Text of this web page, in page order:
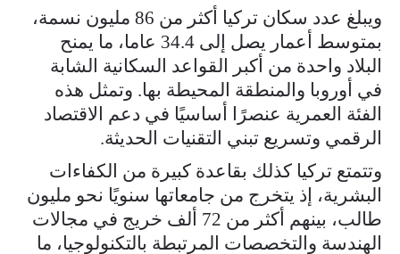
ويبلغ عدد سكان تركيا أكثر من 86 مليون نسمة،
بمتوسط أعمار يصل إلى 34.4 عاما، ما يمنح
البلاد واحدة من أكبر القواعد السكانية الشابة
في أوروبا والمنطقة المحيطة بها. وتمثل هذه
الفئة العمرية عنصرًا أساسيًا في دعم الاقتصاد
الرقمي وتسريع تبني التقنيات الحديثة.
وتتمتع تركيا كذلك بقاعدة كبيرة من الكفاءات
البشرية، إذ يتخرج من جامعاتها سنويًا نحو مليون
طالب، بينهم أكثر من 72 ألف خريج في مجالات
الهندسة والتخصصات المرتبطة بالتكنولوجيا، ما